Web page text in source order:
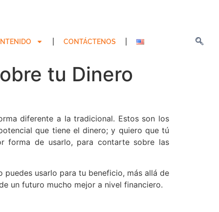
CONTÁCTENOS
tu Dinero
diferente a la tradicional. Estos son los
que tiene el dinero; y quiero que tú
forma de usarlo, para contarte sobre las
usarlo para tu beneficio, más allá de
un futuro mucho mejor a nivel financiero.